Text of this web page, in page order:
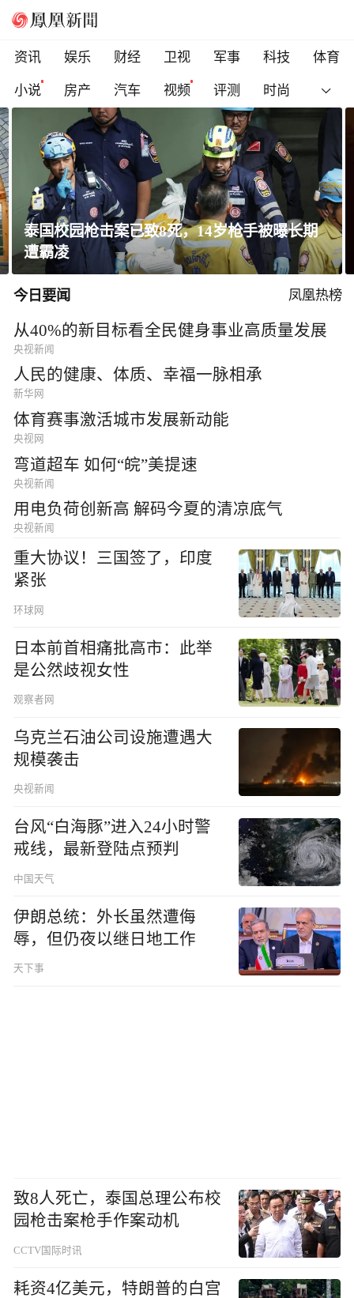
资讯 娱乐 财经 卫视 军事 科技
体育
小说
房产 汽车 视频 评测 时尚
泰国校园枪击案已致8死，14岁枪手被曝长期
遭霸凌
今日要闻 凤凰热榜
从40%的新目标看全民健身事业高质量发展
央视新闻
人民的健康、体质、幸福一脉相承
新华网
体育赛事激活城市发展新动能
央视网
弯道超车 如何“皖”美提速
央视新闻
用电负荷创新高 解码今夏的清凉底气
央视新闻
重大协议！三国签了，印度
紧张
环球网
日本前首相痛批高市：此举
是公然歧视女性
观察者网
乌克兰石油公司设施遭遇大
规模袭击
央视新闻
台风“白海豚”进入24小时警
戒线，最新登陆点预判
中国天气
伊朗总统：外长虽然遭侮
辱，但仍夜以继日地工作
天下事
致8人死亡，泰国总理公布校
园枪击案枪手作案动机
CCTV国际时讯
耗资4亿美元，特朗普的白宫